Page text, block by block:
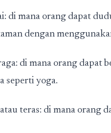
di mana orang dapat
dengan
di mana orang dapat
seperti yoga.
teras: di mana orang